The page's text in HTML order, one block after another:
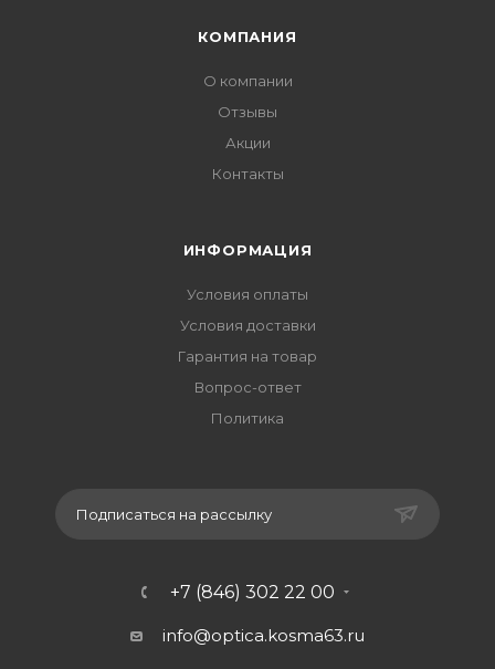
КОМПАНИЯ
О компании
Отзывы
Акции
Контакты
ИНФОРМАЦИЯ
Условия оплаты
Условия доставки
Гарантия на товар
Вопрос-ответ
Политика
Подписаться на рассылку
+7 (846) 302 22 00
info@optica.kosma63.ru